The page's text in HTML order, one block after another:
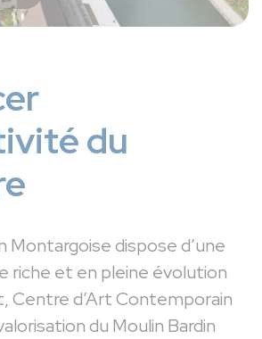
du
Montargoise dispose d’une
riche et en pleine évolution
Centre d’Art Contemporain
du Moulin Bardin